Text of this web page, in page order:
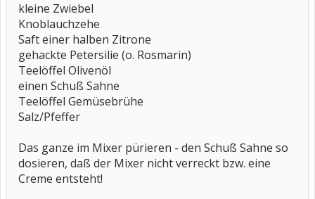
kleine Zwiebel
Knoblauchzehe
Saft einer halben Zitrone
gehackte Petersilie (o. Rosmarin)
Teelöffel Olivenöl
einen Schuß Sahne
Teelöffel Gemüsebrühe
Salz/Pfeffer
Das ganze im Mixer pürieren - den Schuß Sahne so
dosieren, daß der Mixer nicht verreckt bzw. eine
Creme entsteht!